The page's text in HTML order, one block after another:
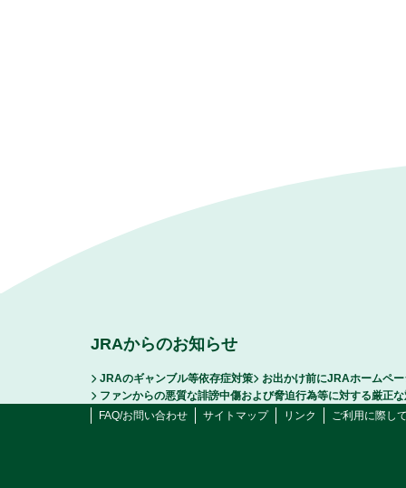
JRAからのお知らせ
JRAのギャンブル等依存症対策
お出かけ前にJRAホームペ
ファンからの悪質な誹謗中傷および脅迫行為等に対する厳正
FAQ/お問い合わせ
サイトマップ リンク ご利用に際し